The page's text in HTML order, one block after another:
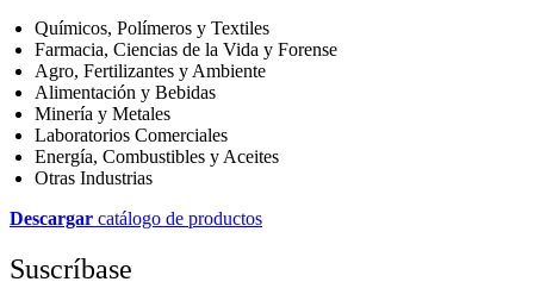
Químicos, Polímeros y Textiles
Farmacia, Ciencias de la Vida y Forense
Agro, Fertilizantes y Ambiente
Alimentación y Bebidas
Minería y Metales
Laboratorios Comerciales
Energía, Combustibles y Aceites
Otras Industrias
Descargar catálogo de productos
Suscríbase